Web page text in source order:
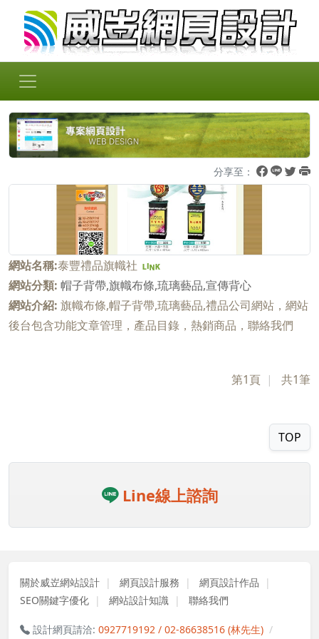
Line線上諮詢
分享至：
網站名稱:泰豐禮品旗幟社
網站分類: 帽子背帶,旗幟布條,琉璃藝品,宣傳背心
網站介紹: 旗幟布條,帽子背帶,琉璃藝品,禮品公司網站，網站
後台包含功能文章管理，產品目錄，熱銷商品，聯絡我們
第1頁 共1筆
TOP
關於威岦網站設計 網頁設計服務
網頁設計作品
SEO關鍵字優化
網站設計知識 聯絡我們
設計網頁請洽: 0927719192 / 02-86638516 (林先生)